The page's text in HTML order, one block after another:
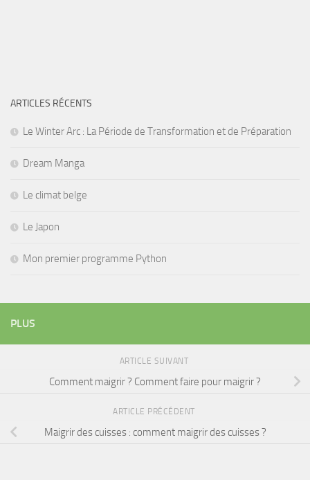
ARTICLES RÉCENTS
Le Winter Arc : La Période de Transformation et de Préparation
Dream Manga
Le climat belge
Le Japon
Mon premier programme Python
PLUS
ARTICLE SUIVANT
Comment maigrir ? Comment faire pour maigrir ?
ARTICLE PRÉCÉDENT
Maigrir des cuisses : comment maigrir des cuisses ?